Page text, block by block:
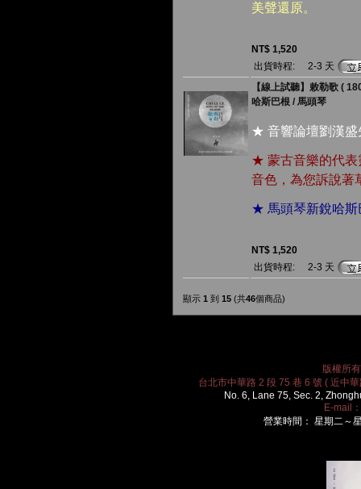
美聲還原。
NT$ 1,520
出貨時程:
2-3 天
【線上試聽】敕勒歌 (
哈斯巴根 / 馬頭琴
★ 音響論壇劉漢盛
★ 蒙古音樂的代表
音色，為您訴說著
★ 馬頭琴新銳哈斯
NT$ 1,520
出貨時程:
2-3 天
顯示 1 到 15 (共46個商品)
版權所
台北市中華路 2 段 75 巷 6 號 ( 近中
No. 6, Lane 75, Sec. 2,
E-mail：
營業時間： 星期二～